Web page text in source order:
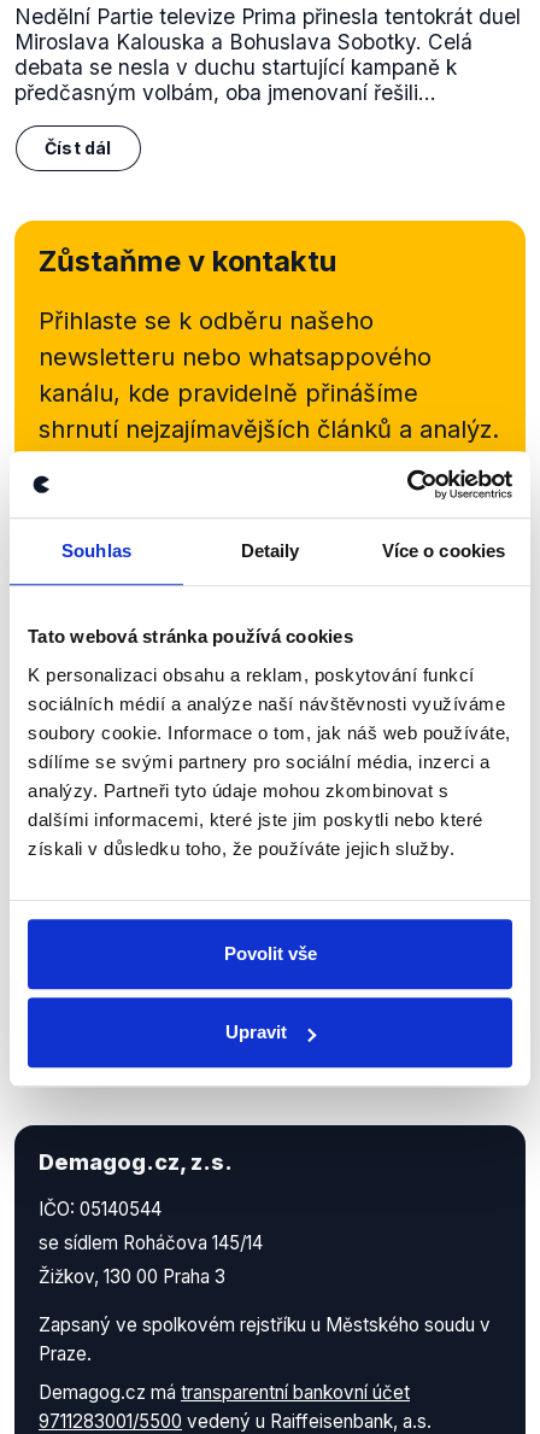
Souhlas Detaily Více o cookies
Tato webová stránka používá cookies
K personalizaci obsahu a reklam, poskytování funkcí
sociálních médií a analýze naší návštěvnosti využíváme
soubory cookie. Informace o tom, jak náš web používáte,
sdílíme se svými partnery pro sociální média, inzerci a
analýzy. Partneři tyto údaje mohou zkombinovat s
dalšími informacemi, které jste jim poskytli nebo které
získali v důsledku toho, že používáte jejich služby.
Povolit vše
Upravit
Nedělní Partie televize Prima přinesla tentokrát duel
Miroslava Kalouska a Bohuslava Sobotky. Celá
debata se nesla v duchu startující kampaně k
předčasným volbám, oba jmenovaní řešili...
Číst dál
Zůstaňme v kontaktu
Přihlaste se k odběru našeho
newsletteru nebo whatsappového
kanálu, kde pravidelně přinášíme
shrnutí nejzajímavějších článků a analýz.
Začněte nás odebírat, a mějte tak
přehled o tom, jaké dezinformace a
nepravdy se zrovna v Česku šíří.
Sociální sítě
Nenechte si ujít nejnovější události
z Demagog.cz. Sdílením našich
příspěvků přátelům podpoříte naši
práci.
Demagog.cz, z.s.
IČO: 05140544
se sídlem Roháčova 145/14
Žižkov, 130 00 Praha 3
Zapsaný ve spolkovém rejstříku u Městského soudu v
Praze.
Demagog.cz má transparentní bankovní účet
9711283001/5500 vedený u Raiffeisenbank, a.s.